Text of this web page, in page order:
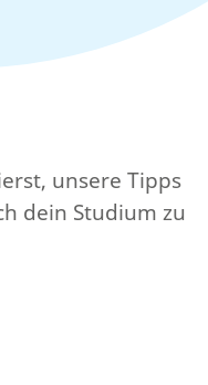
unsere Tipps
dein Studium zu